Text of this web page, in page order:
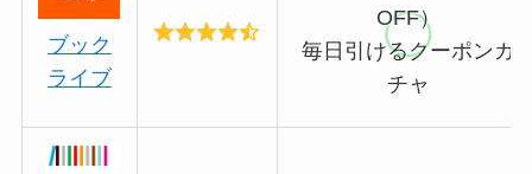
ブック
ライブ
OFF）
毎日引けるクーポンガ
チャ